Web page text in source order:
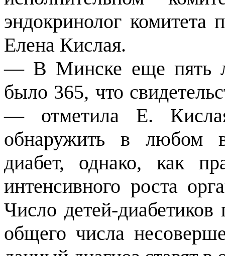
эндокринолог комитета
Елена Кислая.
— В Минске еще пять
было 365, что
— отметила Е.
обнаружить в любом
диабет, однако, как
интенсивного роста
Число детей-диабетиков
общего числа